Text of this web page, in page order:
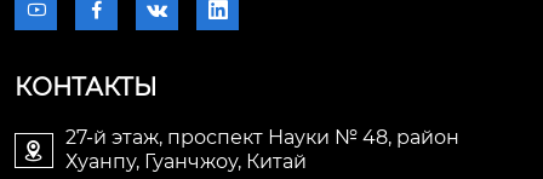
   
КОНТАКТЫ

27-й этаж, проспект Науки № 48, район
Хуанпу, Гуанчжоу, Китай